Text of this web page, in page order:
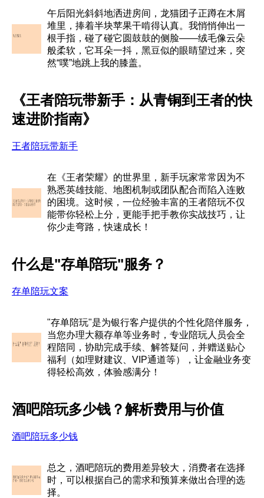
午后阳光斜斜地洒进房间，龙猫团子正蹲在木屑
堆里，捧着半块苹果干啃得认真。我悄悄伸出一
根手指，碰了碰它圆鼓鼓的侧脸——绒毛像云朵
般柔软，它耳朵一抖，黑豆似的眼睛望过来，突
然“噗”地跳上我的膝盖。
《王者陪玩带新手：从青铜到王者的快
速进阶指南》
王者陪玩带新手
在《王者荣耀》的世界里，新手玩家常常因为不
熟悉英雄技能、地图机制或团队配合而陷入连败
的困境。这时候，一位经验丰富的王者陪玩不仅
能带你轻松上分，更能手把手教你实战技巧，让
你少走弯路，快速成长！
什么是"存单陪玩"服务？
存单陪玩文案
"存单陪玩"是为银行客户提供的个性化陪伴服务，
当您办理大额存单等业务时，专业陪玩人员会全
程陪同，协助完成手续、解答疑问，并赠送贴心
福利（如理财建议、VIP通道等），让金融业务变
得轻松高效，体验感满分！
酒吧陪玩多少钱？解析费用与价值
酒吧陪玩多少钱
总之，酒吧陪玩的费用差异较大，消费者在选择
时，可以根据自己的需求和预算来做出合理的选
择。